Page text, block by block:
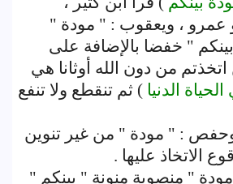
عمرو ، ويعقوب : " مودة "
بينكم " خفضا بالإضافة على
من دون الله أوثانا هي
الدنيا ) ثم تنقطع ولا تنفع
: " مودة " من غير تنوين
الاتخاذ عليها .
" منصوبة منونة " بينكم "